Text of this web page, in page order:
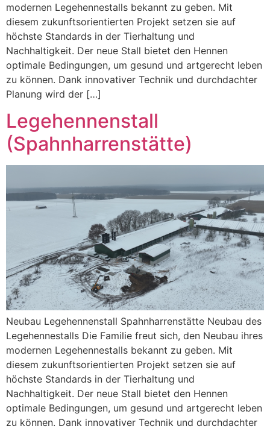
modernen Legehennestalls bekannt zu geben. Mit
diesem zukunftsorientierten Projekt setzen sie auf
höchste Standards in der Tierhaltung und
Nachhaltigkeit. Der neue Stall bietet den Hennen
optimale Bedingungen, um gesund und artgerecht leben
zu können. Dank innovativer Technik und durchdachter
Planung wird der […]
Legehennenstall
(Spahnharrenstätte)
Neubau Legehennenstall Spahnharrenstätte Neubau des
Legehennestalls Die Familie freut sich, den Neubau ihres
modernen Legehennestalls bekannt zu geben. Mit
diesem zukunftsorientierten Projekt setzen sie auf
höchste Standards in der Tierhaltung und
Nachhaltigkeit. Der neue Stall bietet den Hennen
optimale Bedingungen, um gesund und artgerecht leben
zu können. Dank innovativer Technik und durchdachter